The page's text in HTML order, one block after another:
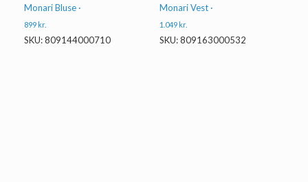
Monari Bluse ·
899kr.
SKU: 809144000710
Monari Vest ·
1.049kr.
SKU: 809163000532